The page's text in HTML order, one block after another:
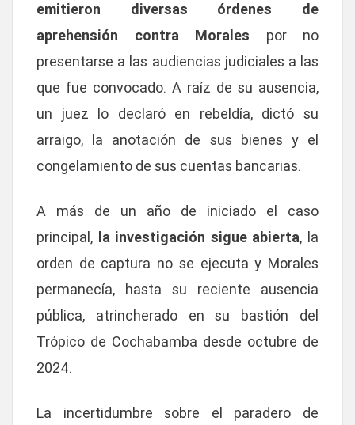
emitieron diversas órdenes de
aprehensión contra Morales por no
presentarse a las audiencias judiciales a las
que fue convocado. A raíz de su ausencia,
un juez lo declaró en rebeldía, dictó su
arraigo, la anotación de sus bienes y el
congelamiento de sus cuentas bancarias.
A más de un año de iniciado el caso
principal, la investigación sigue abierta, la
orden de captura no se ejecuta y Morales
permanecía, hasta su reciente ausencia
pública, atrincherado en su bastión del
Trópico de Cochabamba desde octubre de
2024.
La incertidumbre sobre el paradero de